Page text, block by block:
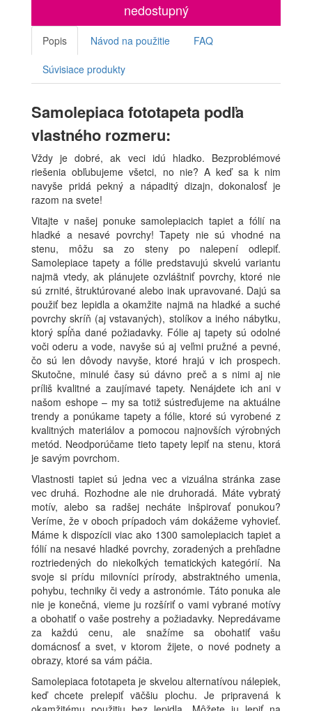
nedostupný
Popis Návod na použitie FAQ
Súvisiace produkty
Samolepiaca fototapeta podľa
vlastného rozmeru:
Vždy je dobré, ak veci idú hladko. Bezproblémové
riešenia obľubujeme všetci, no nie? A keď sa k nim
navyše pridá pekný a nápaditý dizajn, dokonalosť je
razom na svete!
Vitajte v našej ponuke samolepiacich tapiet a fólií na
hladké a nesavé povrchy! Tapety nie sú vhodné na
stenu, môžu sa zo steny po nalepení odlepiť.
Samolepiace tapety a fólie predstavujú skvelú variantu
najmä vtedy, ak plánujete ozvláštniť povrchy, ktoré nie
sú zrnité, štruktúrované alebo inak upravované. Dajú sa
použiť bez lepidla a okamžite najmä na hladké a suché
povrchy skríň (aj vstavaných), stolíkov a iného nábytku,
ktorý spĺňa dané požiadavky. Fólie aj tapety sú odolné
voči oderu a vode, navyše sú aj veľmi pružné a pevné,
čo sú len dôvody navyše, ktoré hrajú v ich prospech.
Skutočne, minulé časy sú dávno preč a s nimi aj nie
príliš kvalitné a zaujímavé tapety. Nenájdete ich ani v
našom eshope – my sa totiž sústreďujeme na aktuálne
trendy a ponúkame tapety a fólie, ktoré sú vyrobené z
kvalitných materiálov a pomocou najnovších výrobných
metód. Neodporúčame tieto tapety lepiť na stenu, ktorá
je savým povrchom.
Vlastnosti tapiet sú jedna vec a vizuálna stránka zase
vec druhá. Rozhodne ale nie druhoradá. Máte vybratý
motív, alebo sa radšej necháte inšpirovať ponukou?
Veríme, že v oboch prípadoch vám dokážeme vyhovieť.
Máme k dispozícii viac ako 1300 samolepiacich tapiet a
fólií na nesavé hladké povrchy, zoradených a prehľadne
roztriedených do niekoľkých tematických kategórií. Na
svoje si prídu milovníci prírody, abstraktného umenia,
pohybu, techniky či vedy a astronómie. Táto ponuka ale
nie je konečná, vieme ju rozšíriť o vami vybrané motívy
a obohatiť o vaše postrehy a požiadavky. Nepredávame
za každú cenu, ale snažíme sa obohatiť vašu
domácnosť a svet, v ktorom žijete, o nové podnety a
obrazy, ktoré sa vám páčia.
Samolepiaca fototapeta je skvelou alternatívou nálepiek,
keď chcete prelepiť väčšiu plochu. Je pripravená k